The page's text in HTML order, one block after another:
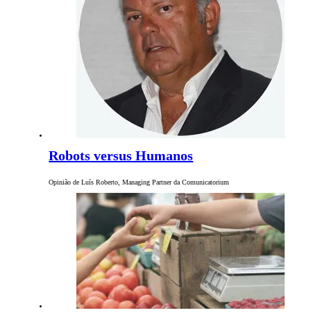
Robots versus Humanos
Opinião de Luís Roberto, Managing Partner da Comunicatorium